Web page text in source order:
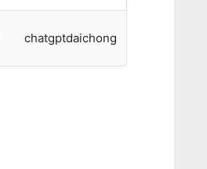
chatgptdaichong